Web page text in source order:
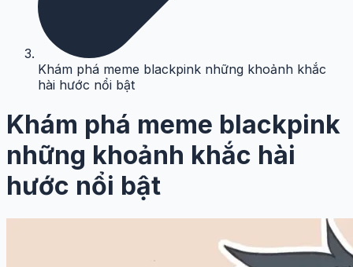
Khám phá meme blackpink những khoảnh khắc
hài hước nổi bật
Khám phá meme blackpink
những khoảnh khắc hài
hước nổi bật